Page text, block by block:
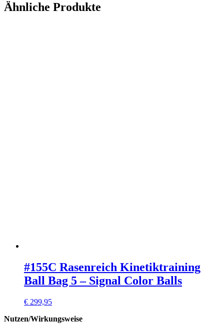
Ähnliche Produkte
#155C Rasenreich Kinetiktraining
Ball Bag 5 – Signal Color Balls
€ 299,95
Nutzen/Wirkungsweise